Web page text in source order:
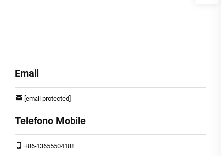
Email
[email protected]
Telefono Mobile
+86-13655504188